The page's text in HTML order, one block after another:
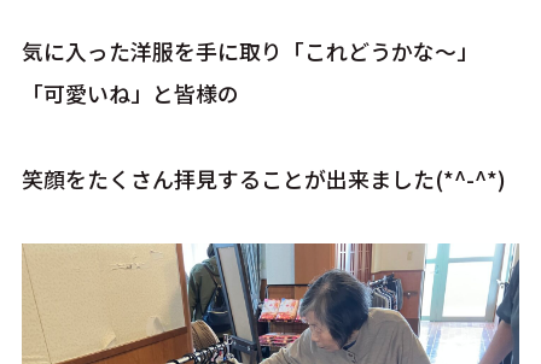
気に入った洋服を手に取り「これどうかな～」
「可愛いね」と皆様の
笑顔をたくさん拝見することが出来ました(*^-^*)